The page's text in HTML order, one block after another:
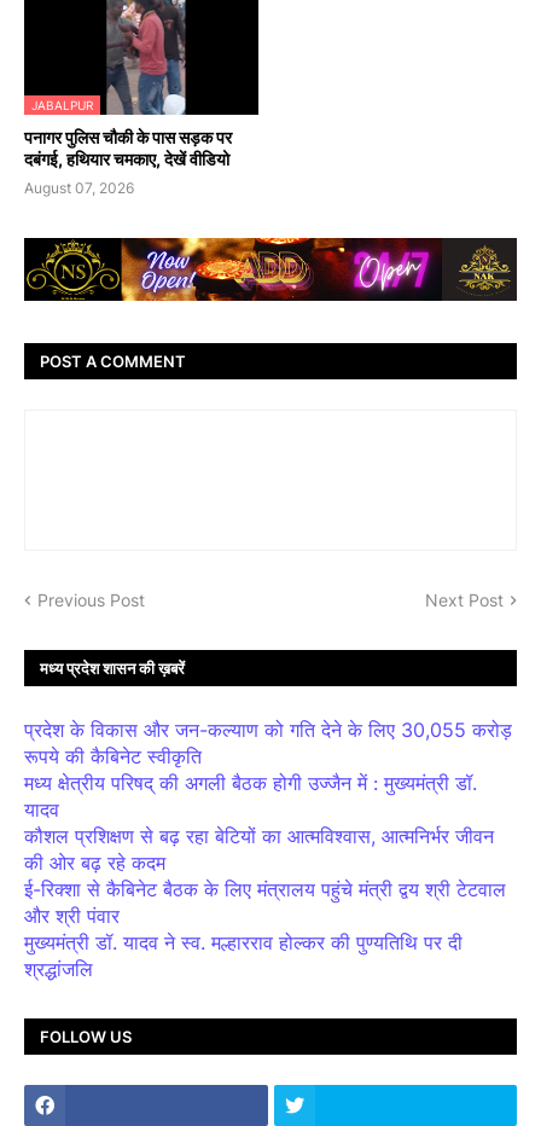
JABALPUR
पनागर पुलिस चौकी के पास सड़क पर
दबंगई, हथियार चमकाए, देखें वीडियो
August 07, 2026
POST A COMMENT
Previous Post Next Post
मध्य प्रदेश शासन की ख़बरें
प्रदेश के विकास और जन-कल्याण को गति देने के लिए 30,055 करोड़
रूपये की कैबिनेट स्वीकृति
मध्य क्षेत्रीय परिषद् की अगली बैठक होगी उज्जैन में : मुख्यमंत्री डॉ.
यादव
कौशल प्रशिक्षण से बढ़ रहा बेटियों का आत्मविश्वास, आत्मनिर्भर जीवन
की ओर बढ़ रहे कदम
ई-रिक्शा से कैबिनेट बैठक के लिए मंत्रालय पहुंचे मंत्री द्वय श्री टेटवाल
और श्री पंवार
मुख्यमंत्री डॉ. यादव ने स्व. मल्हारराव होल्कर की पुण्यतिथि पर दी
श्रद्धांजलि
FOLLOW US